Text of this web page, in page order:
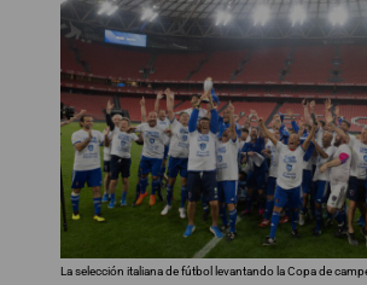
La selección italiana de fútbol levantando la Copa de